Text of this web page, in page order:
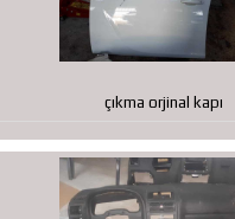
çıkma orjinal kapı